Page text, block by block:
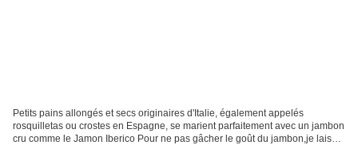
Petits pains allongés et secs originaires d'Italie, également appelés
rosquilletas ou crostes en Espagne, se marient parfaitement avec un jambon
cru comme le Jamon Iberico Pour ne pas gâcher le goût du jambon,je laisse